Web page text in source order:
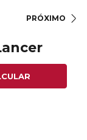
PRÓXIMO